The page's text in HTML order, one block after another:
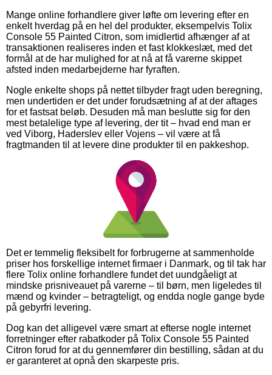
Mange online forhandlere giver løfte om levering efter en
enkelt hverdag på en hel del produkter, eksempelvis Tolix
Console 55 Painted Citron, som imidlertid afhænger af at
transaktionen realiseres inden et fast klokkeslæt, med det
formål at de har mulighed for at nå at få varerne skippet
afsted inden medarbejderne har fyraften.
Nogle enkelte shops på nettet tilbyder fragt uden beregning,
men undertiden er det under forudsætning af at der aftages
for et fastsat beløb. Desuden må man beslutte sig for den
mest betalelige type af levering, der tit – hvad end man er
ved Viborg, Haderslev eller Vojens – vil være at få
fragtmanden til at levere dine produkter til en pakkeshop.
Det er temmelig fleksibelt for forbrugerne at sammenholde
priser hos forskellige internet firmaer i Danmark, og til tak har
flere Tolix online forhandlere fundet det uundgåeligt at
mindske prisniveauet på varerne – til børn, men ligeledes til
mænd og kvinder – betragteligt, og endda nogle gange byde
på gebyrfri levering.
Dog kan det alligevel være smart at efterse nogle internet
forretninger efter rabatkoder på Tolix Console 55 Painted
Citron forud for at du gennemfører din bestilling, sådan at du
er garanteret at opnå den skarpeste pris.